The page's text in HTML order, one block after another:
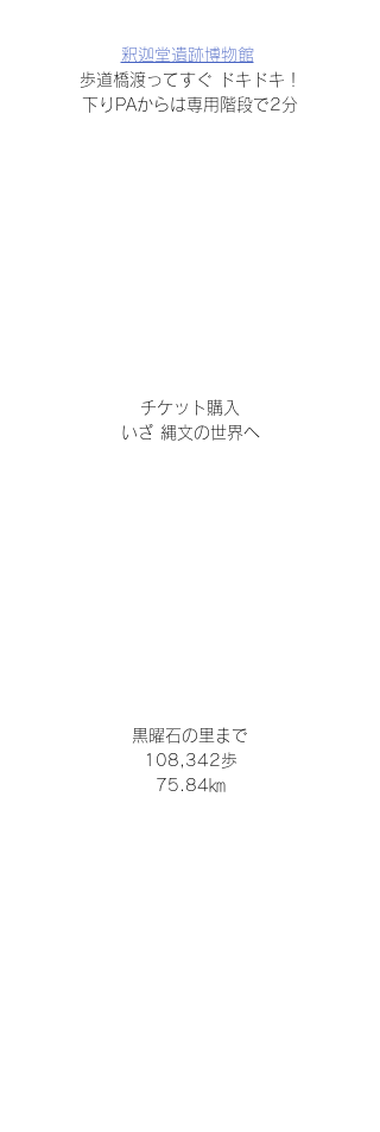
釈迦堂遺跡博物館
歩道橋渡ってすぐ ドキドキ！
下りPAからは専用階段で2分
チケット購入
いざ 縄文の世界へ
黒曜石の里まで
108,342歩
75.84㎞